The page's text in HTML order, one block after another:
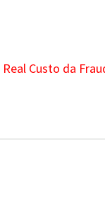
Custo da